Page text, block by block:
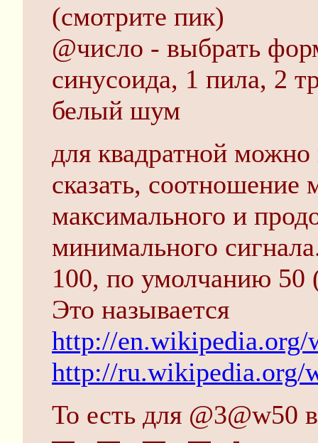
(смотрите пик)
@число - выбрать
синусоида, 1 пила, 2
белый шум
для квадратной
сказать,
максимального и
минимального
100, по умолчанию 50
Это называется
http://
http://ru.wikipedia.org/
То есть для @3@w50